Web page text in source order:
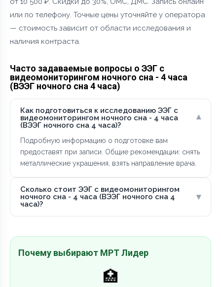
или по телефону. Точные цены уточняйте у оператора
— стоимость зависит от области исследования и
наличия контраста.
Часто задаваемые вопросы о ЭЭГ с
видеомониторингом ночного сна - 4 часа
(ВЭЭГ ночного сна 4 часа)
Как подготовиться к исследованию ЭЭГ с
видеомониторингом ночного сна - 4 часа
(ВЭЭГ ночного сна 4 часа)?
▾
Подробную информацию о подготовке вам
предоставят при записи. Общие рекомендации: снять
металлические украшения, взять направление врача.
Сколько стоит ЭЭГ с видеомониторингом
ночного сна - 4 часа (ВЭЭГ ночного сна 4
часа)?
▾
Почему выбирают МРТ Лидер
🏥